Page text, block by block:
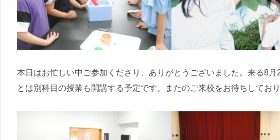
本日はお忙しい中ご参加くださり、ありがとうございました。来る8
とは別科目の授業も開講する予定です。またのご来校をお待ちしており